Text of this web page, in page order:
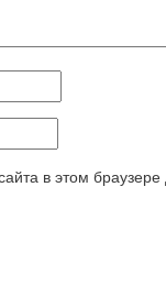
в этом